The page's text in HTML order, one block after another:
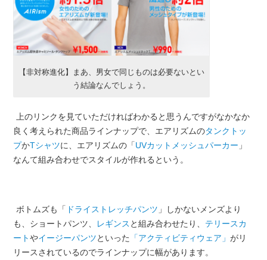
【非対称進化】まあ、男女で同じものは必要ないとい
う結論なんでしょう。
上のリンクを見ていただければわかると思うんですがなかなか
良く考えられた商品ラインナップで、エアリズムのタンクトッ
プかTシャツに、エアリズムの「UVカットメッシュパーカー 」
なんて組み合わせでスタイルが作れるという。
ボトムズも「 ドライストレッチパンツ 」しかないメンズより
も、ショートパンツ、
レギンス と組み合わせたり、 テリースカ
ートやイージーパンツといった 「アクティビティウェア」 がリ
リースされているのでラインナップに幅があります。